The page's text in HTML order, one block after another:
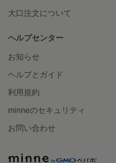
大口注文について
ヘルプセンター
お知らせ
ヘルプとガイド
利用規約
minneのセキュリティ
お問い合わせ